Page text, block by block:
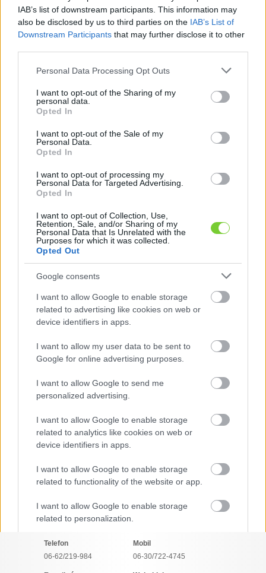
IAB’s list of downstream participants. This information may
also be disclosed by us to third parties on the IAB’s List of
Downstream Participants that may further disclose it to other
Please note that this website/app uses one or more Google
not limited to your visit or usage behaviour. You may click to
grant or deny consent to Google and its third-party tags to
use your data for below specified purposes in below Google
consent section.
Personal Data Processing Opt Outs
I want to opt-out of the Sharing of my
personal data.
Opted In
I want to opt-out of the Sale of my
Personal Data.
Opted In
I want to opt-out of processing my
Personal Data for Targeted Advertising.
Opted In
I want to opt-out of Collection, Use,
Retention, Sale, and/or Sharing of my
Personal Data that Is Unrelated with the
Purposes for which it was collected.
Opted Out
Google consents
I want to allow Google to enable storage
related to advertising like cookies on web or
device identifiers in apps.
I want to allow my user data to be sent to
Google for online advertising purposes.
I want to allow Google to send me
personalized advertising.
I want to allow Google to enable storage
related to analytics like cookies on web or
device identifiers in apps.
I want to allow Google to enable storage
related to functionality of the website or app.
I want to allow Google to enable storage
related to personalization.
I want to allow Google to enable storage
related to security, including authentication
Felhasználónév
Jelszó
Elfelejtette jelszavát?
Bejelentkezés
faiskola.hu
Kertészeti, kerti termékek és szolgáltatások térképes
KERTÉSZ ÉS KERTÉSZET REGISZTRÁCIÓ
Szabókert Kertészeti
Elküldöm e-mailben |Kinyomtatom |Hibát jelentek
6900 Makó, Szegedi u. 22. és Mikes Kelemen 15.
Csongrád megye
Telefon
06-62/219-984
Mobil
06-30/722-4745